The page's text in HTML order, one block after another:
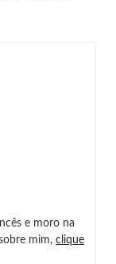
e moro na
mim, clique